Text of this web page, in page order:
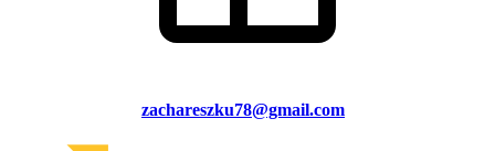
zachareszku78@gmail.com